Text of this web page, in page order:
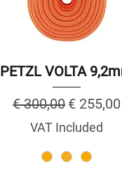
PETZL VOLTA
Regular Price
€ 300,00 Sale Price
€ 255,00
VAT Included